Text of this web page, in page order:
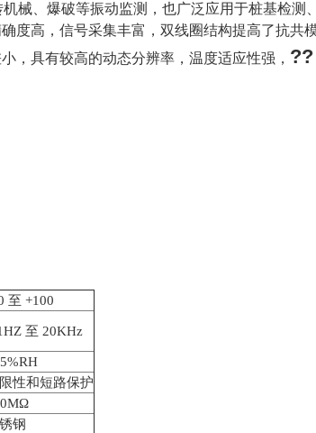
械、爆破等振动监测，也广泛应用于桩基检测
度高，信号采集丰富，双线圈结构提高了抗共
，具有较高的动态分辨率，温度适应性强， ??
至 +100
至 20KHz
性和短路保护
钢